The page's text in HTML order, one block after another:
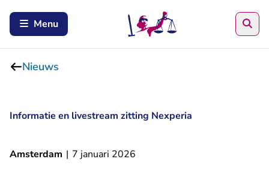
Menu
Nieuws
Informatie en livestream zitting Nexperia
Amsterdam | 7 januari 2026